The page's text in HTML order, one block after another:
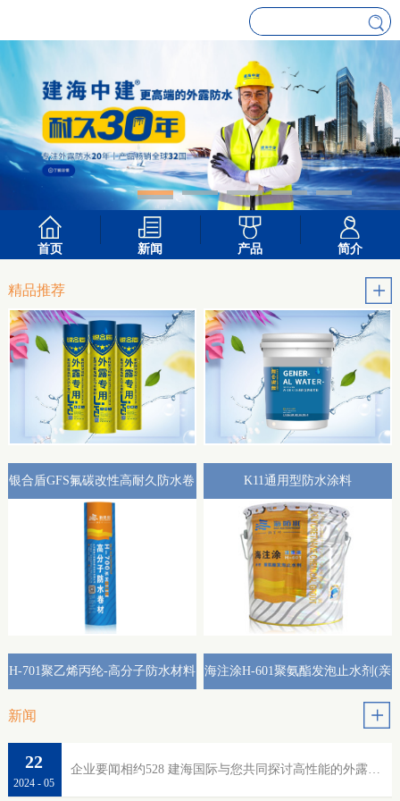
首页 新闻 产品 简介
精品推荐
银合盾GFS氟碳改性高耐久防水卷
材外露专用(热熔型)
K11通用型防水涂料
H-701聚乙烯丙纶-高分子防水材料 海注涂H-601聚氨酯发泡止水剂(亲
新闻
企业要闻相约528 建海国际与您共同探讨高性能的外露防水
2024 - 05
22